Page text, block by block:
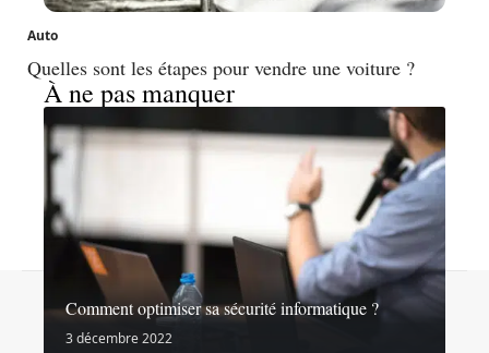
Auto
Quelles sont les étapes pour vendre une voiture ?
À ne pas manquer
Comment optimiser sa sécurité informatique ?
3 décembre 2022© 2026 | noslibertes.org
Mentions légales Sitemap